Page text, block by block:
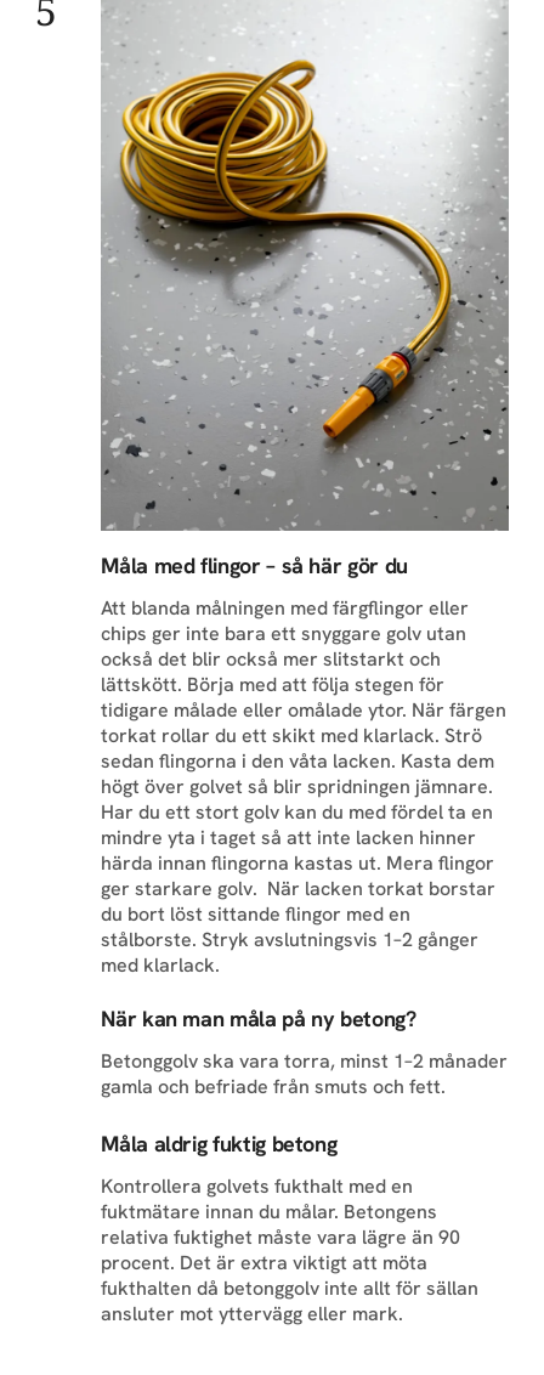
Måla med flingor – så här gör du
Att blanda målningen med färgflingor eller
chips ger inte bara ett snyggare golv utan
också det blir också mer slitstarkt och
lättskött. Börja med att följa stegen för
tidigare målade eller omålade ytor. När färgen
torkat rollar du ett skikt med klarlack. Strö
sedan flingorna i den våta lacken. Kasta dem
högt över golvet så blir spridningen jämnare.
Har du ett stort golv kan du med fördel ta en
mindre yta i taget så att inte lacken hinner
härda innan flingorna kastas ut. Mera flingor
ger starkare golv. När lacken torkat borstar
du bort löst sittande flingor med en
stålborste. Stryk avslutningsvis 1–2 gånger
med klarlack.
När kan man måla på ny betong?
Betonggolv ska vara torra, minst 1–2 månader
gamla och befriade från smuts och fett.
Måla aldrig fuktig betong
Kontrollera golvets fukthalt med en
fuktmätare innan du målar. Betongens
relativa fuktighet måste vara lägre än 90
procent. Det är extra viktigt att möta
fukthalten då betonggolv inte allt för sällan
ansluter mot yttervägg eller mark.